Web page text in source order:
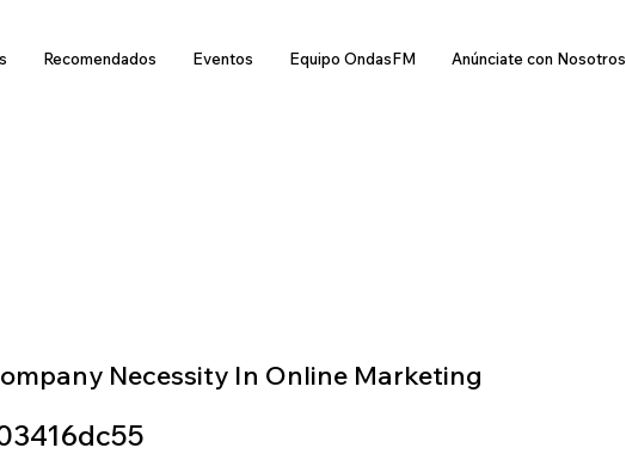
Recomendados Eventos Equipo OndasFM Anúnciate con Nosotros
Necessity In Online Marketing